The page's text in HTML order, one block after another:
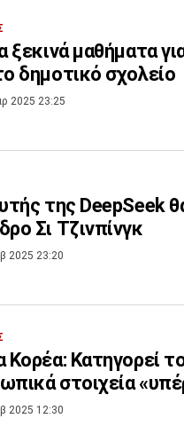
ξεκινά μαθήματα
δημοτικό σχολείο
2025 23:25
της DeepSeek
Σι Τζινπίνγκ
2025 23:20
Κορέα: Κατηγορεί
στοιχεία
2025 12:30